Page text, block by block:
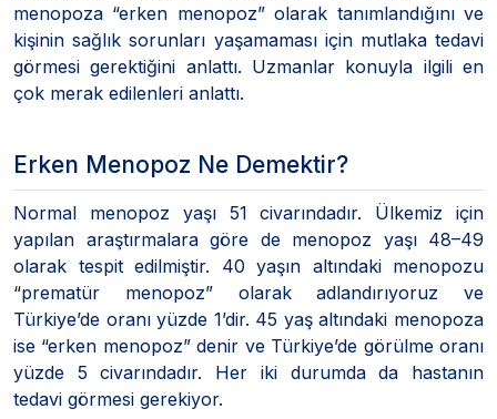
menopoza “erken menopoz” olarak tanımlandığını ve
kişinin sağlık sorunları yaşamaması için mutlaka tedavi
görmesi gerektiğini anlattı. Uzmanlar konuyla ilgili en
çok merak edilenleri anlattı.
Erken Menopoz Ne Demektir?
Normal menopoz yaşı 51 civarındadır. Ülkemiz için
yapılan araştırmalara göre de menopoz yaşı 48–49
olarak tespit edilmiştir. 40 yaşın altındaki menopozu
“prematür menopoz” olarak adlandırıyoruz ve
Türkiye’de oranı yüzde 1’dir. 45 yaş altındaki menopoza
ise “erken menopoz” denir ve Türkiye’de görülme oranı
yüzde 5 civarındadır. Her iki durumda da hastanın
tedavi görmesi gerekiyor.